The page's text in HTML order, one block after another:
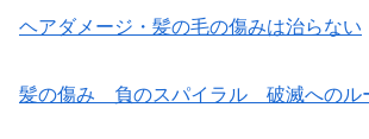
ヘアダメージ・髪の毛の傷みは治らない
髪の傷み 負のスパイラル 破滅へのル